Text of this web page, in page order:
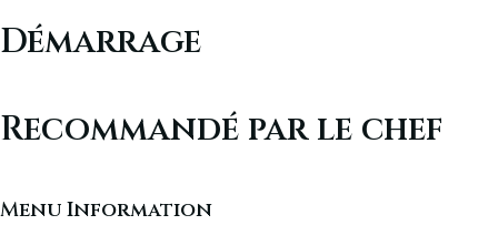
Démarrage
Recommandé par le chef
Menu Information